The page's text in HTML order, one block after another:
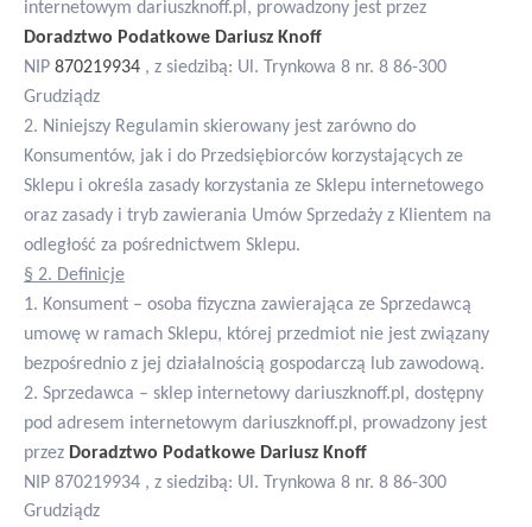
internetowym dariuszknoff.pl, prowadzony jest przez
Doradztwo Podatkowe Dariusz Knoff
NIP 870219934 , z siedzibą: Ul. Trynkowa 8 nr. 8 86-300
Grudziądz
2. Niniejszy Regulamin skierowany jest zarówno do
Konsumentów, jak i do Przedsiębiorców korzystających ze
Sklepu i określa zasady korzystania ze Sklepu internetowego
oraz zasady i tryb zawierania Umów Sprzedaży z Klientem na
odległość za pośrednictwem Sklepu.
§ 2. Definicje
1. Konsument – osoba fizyczna zawierająca ze Sprzedawcą
umowę w ramach Sklepu, której przedmiot nie jest związany
bezpośrednio z jej działalnością gospodarczą lub zawodową.
2. Sprzedawca – sklep internetowy dariuszknoff.pl, dostępny
pod adresem internetowym dariuszknoff.pl, prowadzony jest
przez Doradztwo Podatkowe Dariusz Knoff
NIP 870219934 , z siedzibą: Ul. Trynkowa 8 nr. 8 86-300
Grudziądz